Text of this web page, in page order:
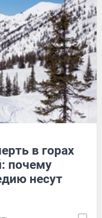
в горах
почему
несут